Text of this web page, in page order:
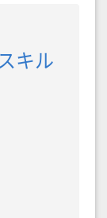
キル